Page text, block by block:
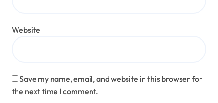
Website
Save my name, email, and website in this browser for
the next time I comment.